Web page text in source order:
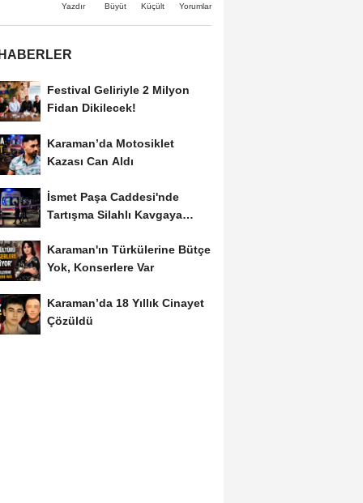
Yazdır Büyüt Küçült Yorumlar
Festival Geliriyle 2 Milyon
Fidan Dikilecek!
Karaman’da Motosiklet
Kazası Can Aldı
İsmet Paşa Caddesi'nde
Tartışma Silahlı Kavgaya
Karaman'ın Türkülerine Bütçe
Yok, Konserlere Var
Karaman’da 18 Yıllık Cinayet
Çözüldü